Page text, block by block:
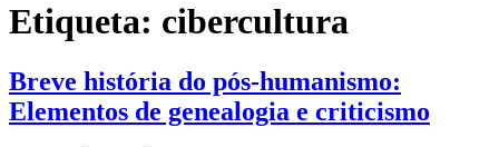
Etiqueta: cibercultura
Breve história do pós-humanismo:
Elementos de genealogia e criticismo